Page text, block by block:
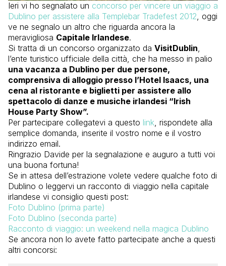
Ieri vi ho segnalato un concorso per vincere un viaggio a
Dublino per assistere alla Templebar Tradefest 2012, oggi
ve ne segnalo un altro che riguarda ancora la
meravigliosa Capitale Irlandese.
Si tratta di un concorso organizzato da VisitDublin,
l’ente turistico ufficiale della città, che ha messo in palio
una vacanza a Dublino per due persone,
comprensiva di alloggio presso l’Hotel Isaacs, una
cena al ristorante e biglietti per assistere allo
spettacolo di danze e musiche irlandesi “Irish
House Party Show”.
Per partecipare collegatevi a questo link, rispondete alla
semplice domanda, inserite il vostro nome e il vostro
indirizzo email.
Ringrazio Davide per la segnalazione e auguro a tutti voi
una buona fortuna!
Se in attesa dell’estrazione volete vedere qualche foto di
Dublino o leggervi un racconto di viaggio nella capitale
irlandese vi consiglio questi post:
Foto Dublino (prima parte)
Foto Dublino (seconda parte)
Racconto di viaggio: un weekend nella magica Dublino
Se ancora non lo avete fatto partecipate anche a questi
altri concorsi: